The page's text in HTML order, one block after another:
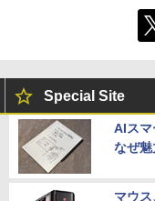
Special Site
AIスマ
なぜ魅
マウ